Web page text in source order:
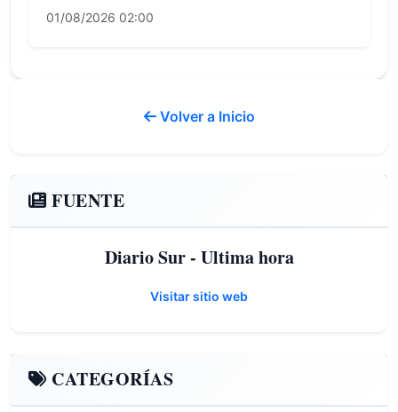
01/08/2026 02:00
Volver a Inicio
FUENTE
Diario Sur - Ultima hora
Visitar sitio web
CATEGORÍAS